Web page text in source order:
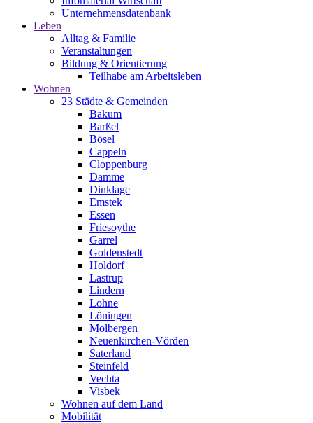
Unternehmensdatenbank
Leben
Alltag & Familie
Veranstaltungen
Bildung & Orientierung
Teilhabe am Arbeitsleben
Wohnen
23 Städte & Gemeinden
Bakum
Barßel
Bösel
Cappeln
Cloppenburg
Damme
Dinklage
Emstek
Essen
Friesoythe
Garrel
Goldenstedt
Holdorf
Lastrup
Lindern
Lohne
Löningen
Molbergen
Neuenkirchen-Vörden
Saterland
Steinfeld
Vechta
Visbek
Wohnen auf dem Land
Mobilität